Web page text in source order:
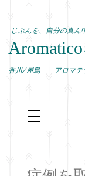
じぶんを、自分の真ん
Aromatico
香川/屋島 アロマテ